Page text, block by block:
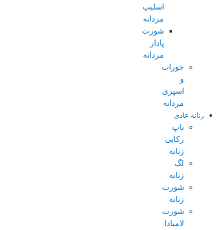
اسلیپ
مردانه
شورت
پادار
مردانه
جوراب
و
اسپری
مردانه
زنانه عادی
تاپ
رکابی
زنانه
لگ
زنانه
شورت
زنانه
شورت
لامبادا